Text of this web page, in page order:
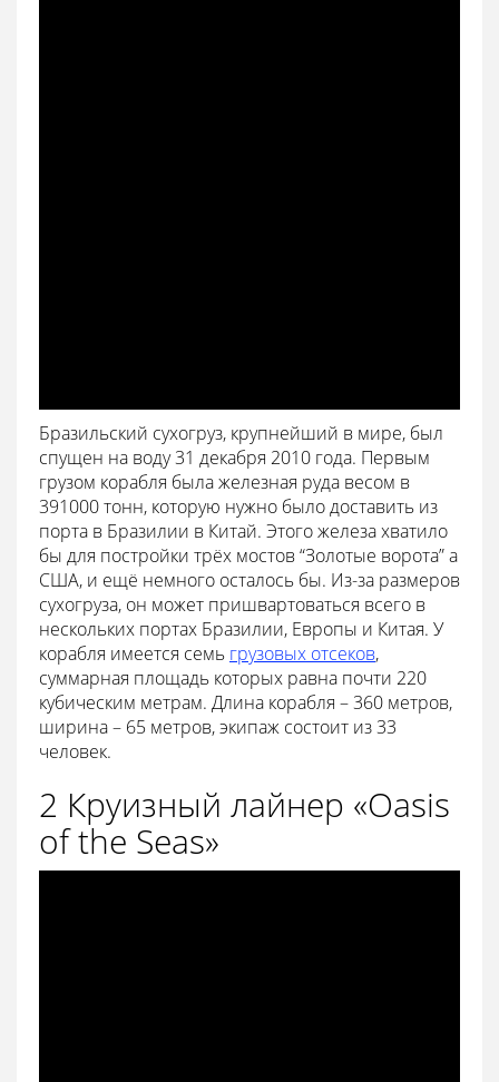
Бразильский сухогруз, крупнейший в мире, был
спущен на воду 31 декабря 2010 года. Первым
грузом корабля была железная руда весом в
391000 тонн, которую нужно было доставить из
порта в Бразилии в Китай. Этого железа хватило
бы для постройки трёх мостов “Золотые ворота” а
США, и ещё немного осталось бы. Из-за размеров
сухогруза, он может пришвартоваться всего в
нескольких портах Бразилии, Европы и Китая. У
корабля имеется семь грузовых отсеков,
суммарная площадь которых равна почти 220
кубическим метрам. Длина корабля – 360 метров,
ширина – 65 метров, экипаж состоит из 33
человек.
2 Круизный лайнер «Oasis
of the Seas»